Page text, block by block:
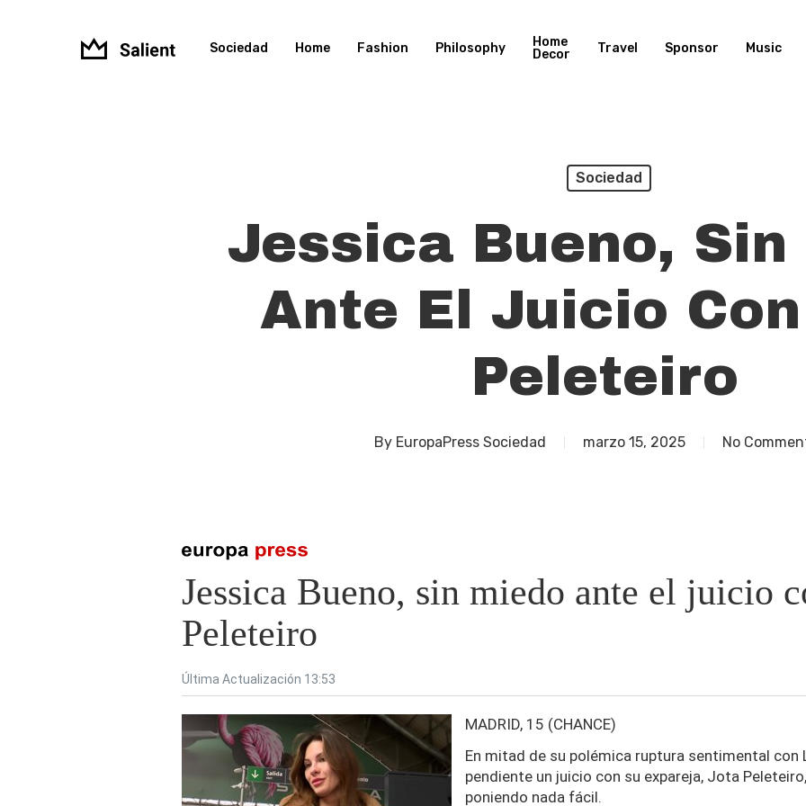
Presiona enter para buscar o ESC para cerrar
Sociedad Home Fashion Philosophy
Home
Decor
Travel Sponsor Music
Sociedad
Jessica Bueno, Sin
Ante El Juicio
Peleteiro
By EuropaPress Sociedad marzo 15, 2025 No